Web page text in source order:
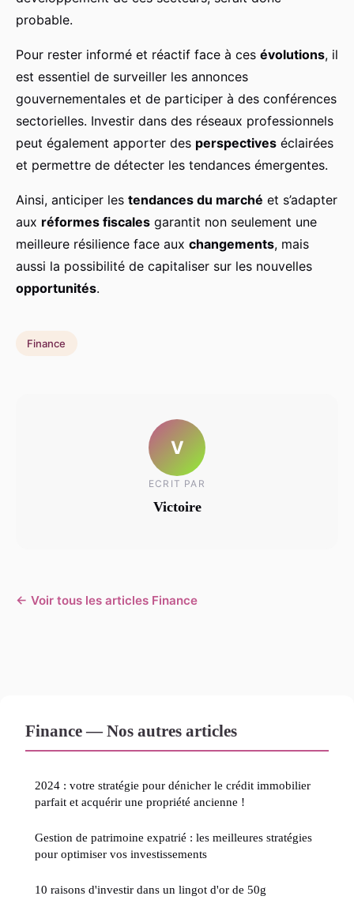
probable.
Pour rester informé et réactif face à ces évolutions, il
est essentiel de surveiller les annonces
gouvernementales et de participer à des conférences
sectorielles. Investir dans des réseaux professionnels
peut également apporter des perspectives éclairées
et permettre de détecter les tendances émergentes.
Ainsi, anticiper les tendances du marché et s’adapter
aux réformes fiscales garantit non seulement une
meilleure résilience face aux changements, mais
aussi la possibilité de capitaliser sur les nouvelles
opportunités.
Finance
V
ECRIT PAR
Victoire
← Voir tous les articles Finance
Finance — Nos autres articles
2024 : votre stratégie pour dénicher le crédit immobilier
parfait et acquérir une propriété ancienne !
Gestion de patrimoine expatrié : les meilleures stratégies
pour optimiser vos investissements
10 raisons d'investir dans un lingot d'or de 50g